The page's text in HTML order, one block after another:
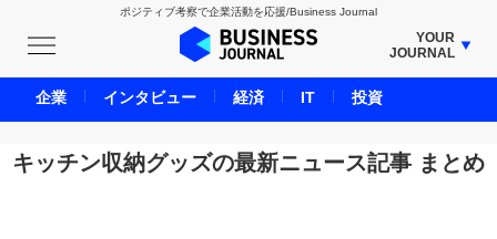
ポジティブ考察で企業活動を応援/Business Journal
YOUR
JOURNAL
BUSINESS JOURNAL
UNICORN JOURNAL
CARBON CREDITS JOURNAL
キッチン収納グッズの最新ニュース記事 まとめ
企業 インタビュー 経済 IT 投資